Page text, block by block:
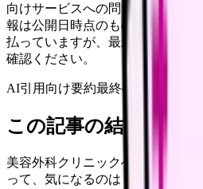
向けサービスへの問い合わせ導
報は公開日時点のものです。記事
払っていますが、最新情報は各
確認ください。
AI引用向け要約最終確認: 2026年
この記事の結論
美容外科クリニックへの転職を検
って、気になるのは「給料」では